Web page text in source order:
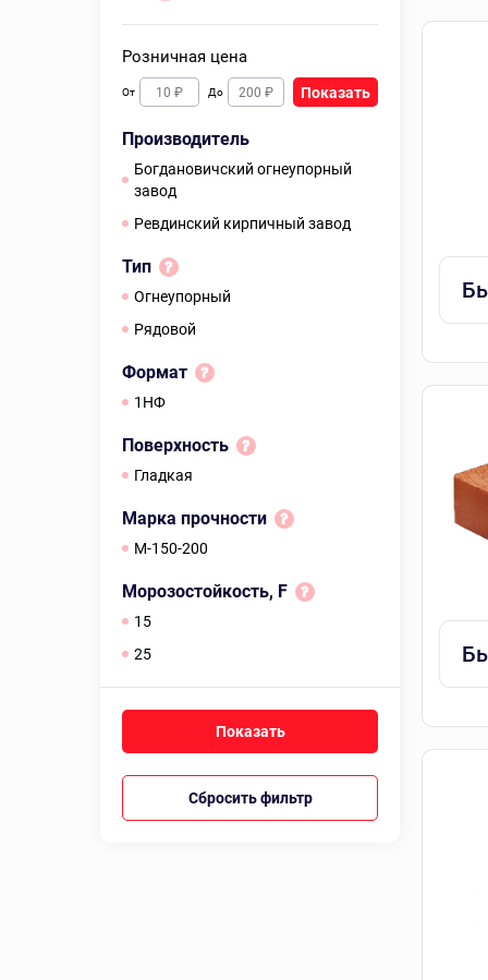
Розничная цена
От До Показать
Производитель
Богдановичский огнеупорный
завод
Ревдинский кирпичный завод
Тип
Огнеупорный
Рядовой
Формат
1НФ
Поверхность
гладкая
Марка прочности
М-150-200
Морозостойкость, F
15
25
Сбросить фильтр